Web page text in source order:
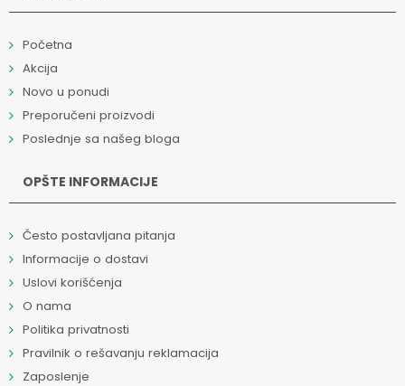
Početna
Akcija
Novo u ponudi
Preporučeni proizvodi
Poslednje sa našeg bloga
OPŠTE INFORMACIJE
Često postavljana pitanja
Informacije o dostavi
Uslovi korišćenja
O nama
Politika privatnosti
Pravilnik o rešavanju reklamacija
Zaposlenje